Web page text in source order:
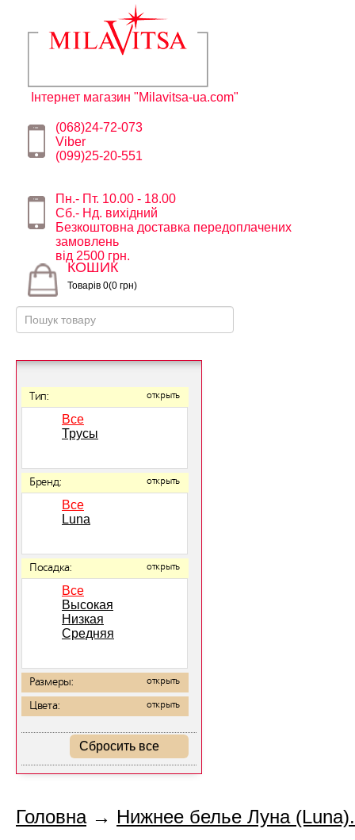
Інтернет магазин "Milavitsa-ua.com"
(068)24-72-073
Viber
(099)25-20-551
Пн.- Пт. 10.00 - 18.00
Сб.- Нд. вихідний
Безкоштовна доставка передоплачених
замовлень
від 2500 грн.
КОШИК
Товарів 0(0 грн)
Тип: открыть
Все
Трусы
Бренд: открыть
Все
Luna
Посадка: открыть
Все
Высокая
Низкая
Средняя
Размеры: открыть
Цвета: открыть
Сбросить все
Головна→ Нижнее белье Луна (Luna).